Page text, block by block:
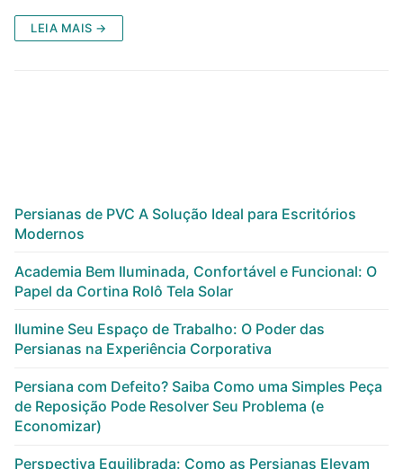
LEIA MAIS →
Persianas de PVC A Solução Ideal para Escritórios
Modernos
Academia Bem Iluminada, Confortável e Funcional: O
Papel da Cortina Rolô Tela Solar
Ilumine Seu Espaço de Trabalho: O Poder das
Persianas na Experiência Corporativa
Persiana com Defeito? Saiba Como uma Simples Peça
de Reposição Pode Resolver Seu Problema (e
Economizar)
Perspectiva Equilibrada: Como as Persianas Elevam